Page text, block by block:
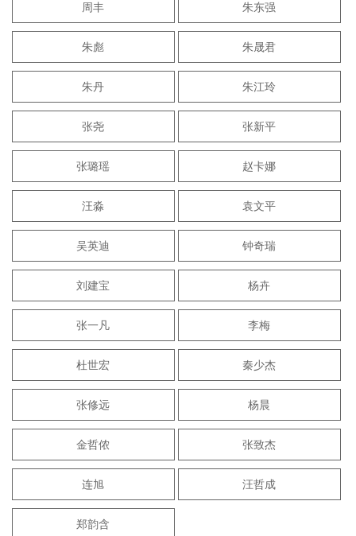
周丰 朱东强
朱彪 朱晟君
朱丹 朱江玲
张尧 张新平
张璐瑶 赵卡娜
汪淼 袁文平
吴英迪 钟奇瑞
刘建宝 杨卉
张一凡 李梅
杜世宏 秦少杰
张修远 杨晨
金哲侬 张致杰
连旭 汪哲成
郑韵含